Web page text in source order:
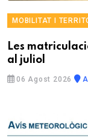
MOBILITAT I
Les
al juliol
06 Agost 2026